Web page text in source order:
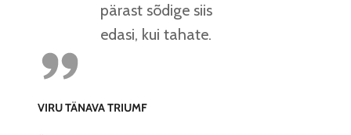
pärast sõdige siis
edasi, kui tahate.
VIRU TÄNAVA TRIUMF